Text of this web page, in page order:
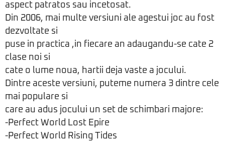
aspect patratos sau incetosat.
Din 2006, mai multe versiuni ale agestui joc au fost
dezvoltate si
puse in practica ,in fiecare an adaugandu-se cate 2
clase noi si
cate o lume noua, hartii deja vaste a jocului.
Dintre aceste versiuni, puteme numera 3 dintre cele
mai populare si
care au adus jocului un set de schimbari majore:
-Perfect World Lost Epire
-Perfect World Rising Tides